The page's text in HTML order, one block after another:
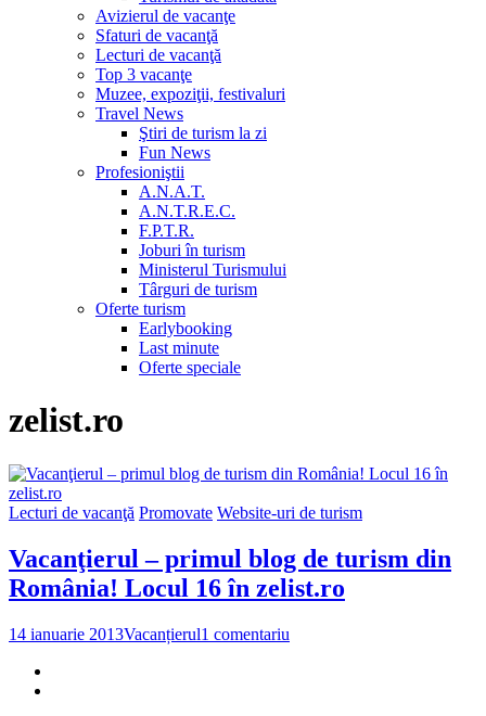
Avizierul de vacanţe
Sfaturi de vacanţă
Lecturi de vacanţă
Top 3 vacanţe
Muzee, expoziţii, festivaluri
Travel News
Ştiri de turism la zi
Fun News
Profesioniştii
A.N.A.T.
A.N.T.R.E.C.
F.P.T.R.
Joburi în turism
Ministerul Turismului
Târguri de turism
Oferte turism
Earlybooking
Last minute
Oferte speciale
zelist.ro
Lecturi de vacanţă Promovate Website-uri de turism
Vacanţierul – primul blog de turism din
România! Locul 16 în zelist.ro
14 ianuarie 2013Vacanțierul1 comentariu